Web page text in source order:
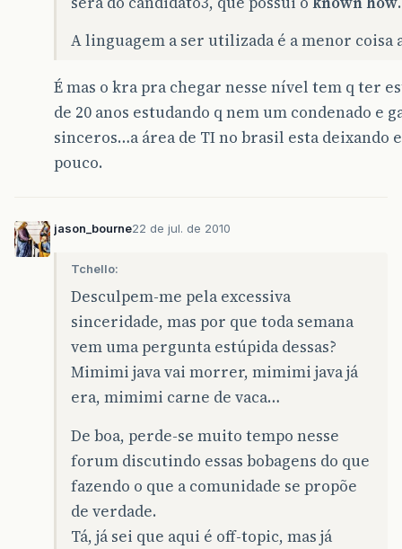
A linguagem a ser utilizada é a menor coisa
É mas o kra pra chegar nesse nível tem q ter
de 20 anos estudando q nem um condenado e
sinceros…a área de TI no brasil esta deixando
pouco.
jason_bourne22 de jul. de 2010
Tchello:
Desculpem-me pela excessiva
sinceridade, mas por que toda semana
vem uma pergunta estúpida dessas?
Mimimi java vai morrer, mimimi java já
era, mimimi carne de vaca…
De boa, perde-se muito tempo nesse
forum discutindo essas bobagens do que
fazendo o que a comunidade se propõe
de verdade.
Tá, já sei que aqui é off-topic, mas já